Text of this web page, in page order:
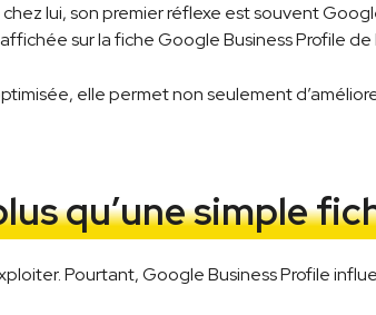
lui, son premier réflexe est souvent
sur la fiche Google Business Profile de
elle permet non seulement
qu’une simple
Pourtant, Google Business Profile